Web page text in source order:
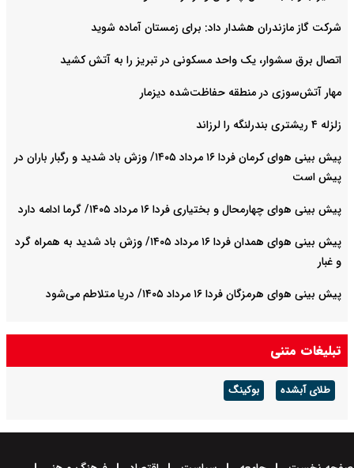
شرکت گاز مازندران هشدار داد: برای زمستان آماده شوید
اتصال برق سشوار، یک واحد مسکونی در تبریز را به آتش کشید
مهار آتش‌سوزی در منطقه حفاظت‌شده دیزمار
زلزله ۴ ریشتری بندرلنگه را لرزاند
پیش بینی هوای کرمان فردا ۱۶ مرداد ۱۴۰۵/ وزش باد شدید و رگبار باران در
پیش است
پیش بینی هوای چهارمحال و بختیاری فردا ۱۶ مرداد ۱۴۰۵/ گرما ادامه دارد
پیش بینی هوای همدان فردا ۱۶ مرداد ۱۴۰۵/ وزش باد شدید به همراه گرد
و غبار
پیش بینی هوای هرمزگان فردا ۱۶ مرداد ۱۴۰۵/ دریا متلاطم می‌شود
تبلیغات متنی
طلای آبشده بوکینگ